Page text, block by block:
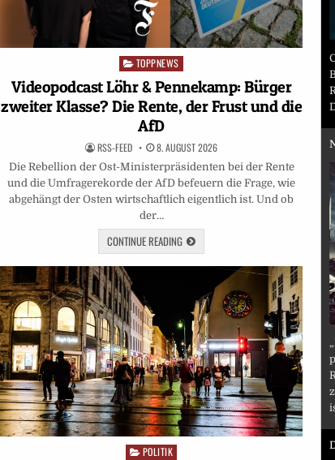
Posted
in
TOPPNEWS
Videopodcast Löhr & Pennekamp: Bürger
zweiter Klasse? Die Rente, der Frust und die
AfD
RSS-FEED 8. AUGUST 2026
Die Rebellion der Ost-Ministerpräsidenten bei der Rente
und die Umfragerekorde der AfD befeuern die Frage, wie
abgehängt der Osten wirtschaftlich eigentlich ist. Und ob
der…
CONTINUE READING
Posted
POLITIK